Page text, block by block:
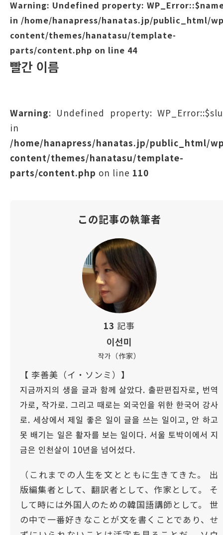
Warning: Undefined property:
in /home/hanapress/hanatas.jp/public_html/
content/themes/hanatasu/template-
parts/content.php on line 44
빨간 이름
Warning: Undefined property:
in
/home/hanapress/hanatas.jp/public_html/
content/themes/hanatasu/template-
parts/content.php on line 110
この記事の執筆者
13 記事
이선미
작가（作家）
【 李善美（イ・ソンミ）】
지금까지의 생을 글과 함께 살았다. 출판편집자로, 번역
가로, 작가로. 그리고 때로는 외국인을 위한 한국어 강사
로. 세상에서 제일 좋은 일이 글을 쓰는 일이고, 안 하고
못 배기는 일은 활자를 보는 일이다. 서울 토박이에서 지
금은 인천살이 10년을 넘어섰다.
（これまでの人生を文とともに生きてきた。 出
版編集者として、翻訳者として、作家として。 そ
して時には外国人のための韓国語講師として。 世
の中で一番好きなことが文を書くことであり、せ